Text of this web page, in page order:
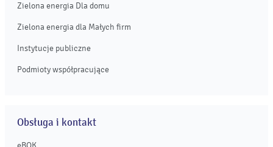
Zielona energia Dla domu
Zielona energia dla Małych firm
Instytucje publiczne
Podmioty współpracujące
Obsługa i kontakt